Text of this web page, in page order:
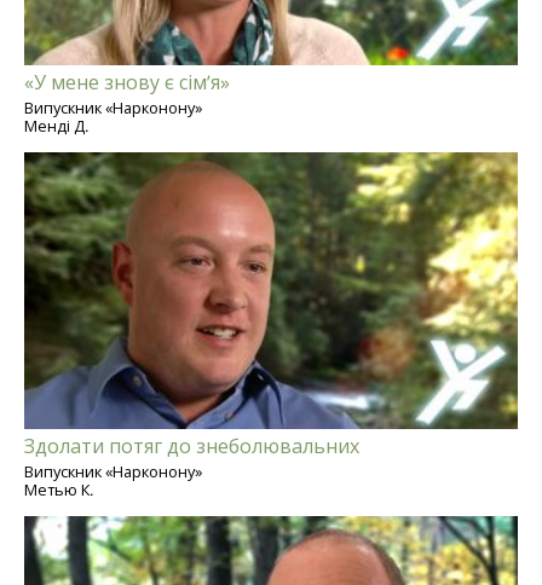
«У мене знову є сім’я»
Випускник «Нарконону»
Менді Д.
Здолати потяг до знеболювальних
Випускник «Нарконону»
Метью К.